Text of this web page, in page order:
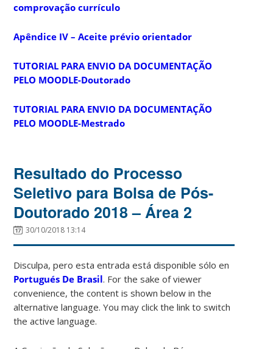
comprovação currículo
Apêndice IV – Aceite prévio orientador
TUTORIAL PARA ENVIO DA DOCUMENTAÇÃO
PELO MOODLE-Doutorado
TUTORIAL PARA ENVIO DA DOCUMENTAÇÃO
PELO MOODLE-Mestrado
Resultado do Processo
Seletivo para Bolsa de Pós-
Doutorado 2018 – Área 2
30/10/2018 13:14
Disculpa, pero esta entrada está disponible sólo en
Portugués De Brasil. For the sake of viewer
convenience, the content is shown below in the
alternative language. You may click the link to switch
the active language.